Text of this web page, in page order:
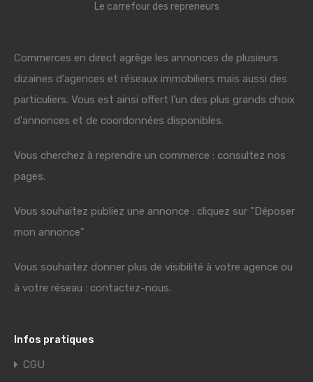
Le carrefour des repreneurs
Commerces en direct agrège les annonces de plusieurs
dizaines d'agences et réseaux immobiliers mais aussi des
particuliers. Vous est ainsi offert l'un des plus grands choix
d'annonces et de coordonnées disponibles.
Vous cherchez à reprendre un commerce : consultez nos
pages.
Vous souhaitez publiez une annonce : cliquez sur "Déposer
mon annonce"
Vous souhaitez donner plus de visibilité à votre agence ou
à votre réseau : contactez-nous.
Infos pratiques
CGU